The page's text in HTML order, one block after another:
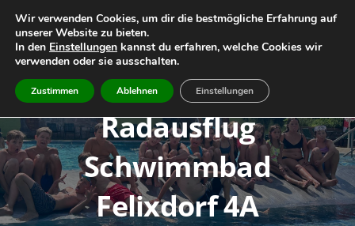
Home Leitbild
Geschichte
Radausflug
Schwimmbad
Felixdorf 4A
Wir verwenden Cookies, um dir die bestmögliche Erfahrung auf
unserer Website zu bieten.
In den Einstellungen kannst du erfahren, welche Cookies wir
verwenden oder sie ausschalten.
Zustimmen Ablehnen Einstellungen